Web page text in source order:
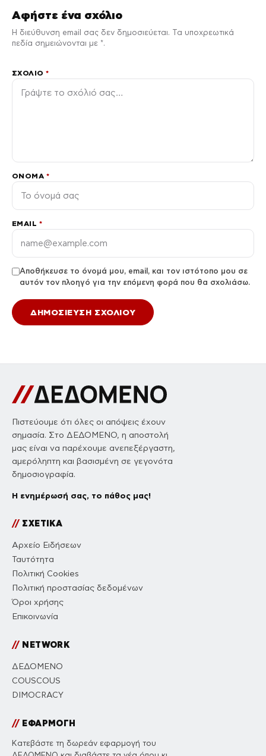
Αφήστε ένα σχόλιο
Η διεύθυνση email σας δεν δημοσιεύεται. Τα υποχρεωτικά
πεδία σημειώνονται με *.
ΣΧΌΛΙΟ*
ΌΝΟΜΑ *
EMAIL *
Αποθήκευσε το όνομά μου, email, και τον ιστότοπο μου σε
αυτόν τον πλοηγό για την επόμενη φορά που θα σχολιάσω.
Πιστεύουμε ότι όλες οι απόψεις έχουν
σημασία. Στο ΔΕΔΟΜΕΝΟ, η αποστολή
μας είναι να παρέχουμε ανεπεξέργαστη,
αμερόληπτη και βασισμένη σε γεγονότα
δημοσιογραφία.
Η ενημέρωσή σας, το πάθος μας!
//ΣΧΕΤΙΚΑ
Αρχείο Ειδήσεων
Ταυτότητα
Πολιτική Cookies
Πολιτική προστασίας δεδομένων
Όροι χρήσης
Επικοινωνία
//NETWORK
ΔΕΔΟΜΕΝΟ
COUSCOUS
DIMOCRACY
//ΕΦΑΡΜΟΓΗ
Κατεβάστε τη δωρεάν εφαρμογή του